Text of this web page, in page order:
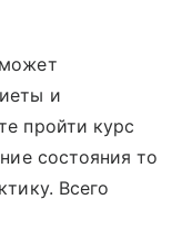
и
пройти курс
состояния то
Всего